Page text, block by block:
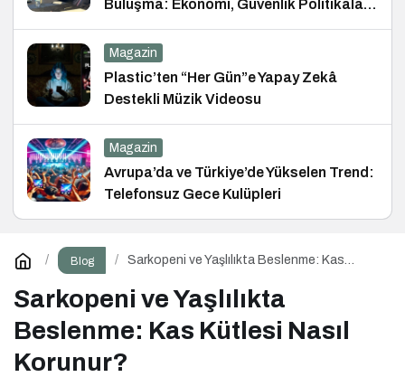
Buluşma: Ekonomi, Güvenlik Politikaları
ve Hukuk Konferansı
Magazin
Plastic’ten “Her Gün”e Yapay Zekâ
Destekli Müzik Videosu
Magazin
Avrupa’da ve Türkiye’de Yükselen Trend:
Telefonsuz Gece Kulüpleri
Blog
Sarkopeni ve Yaşlılıkta Beslenme: Kas
Sarkopeni ve Yaşlılıkta
Beslenme: Kas Kütlesi Nasıl
Korunur?